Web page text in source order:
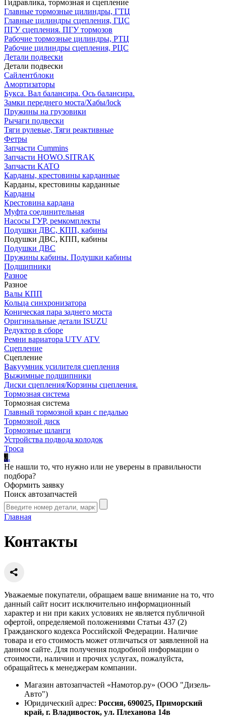
Гидравлика, тормозная и сцепление
Главные тормозные цилиндры, ГТЦ
Главные цилиндры сцепления, ГЦС
ПГУ сцепления. ПГУ тормозов
Рабочие тормозные цилиндры, РТЦ
Рабочие цилиндры сцепления, РЦС
Детали подвески
Детали подвески
Cайлентблоки
Амортизаторы
Букса. Вал балансира. Ось балансира.
Замки переднего моста/Хабы/lock
Пружины на грузовики
Рычаги подвески
Тяги рулевые, Тяги реактивные
Фетры
Запчасти Cummins
Запчасти HOWO.SITRAK
Запчасти KATO
Карданы, крестовины карданные
Карданы, крестовины карданные
Карданы
Крестовина кардана
Муфта соединительная
Насосы ГУР, ремкомплекты
Подушки ДВС, КПП, кабины
Подушки ДВС, КПП, кабины
Подушки ДВС
Пружины кабины. Подушки кабины
Подшипники
Разное
Разное
Валы КПП
Кольца синхронизатора
Коническая пара заднего моста
Оригинальные детали ISUZU
Редуктор в сборе
Ремни вариатора UTV ATV
Сцепление
Сцепление
Вакуумник усилителя сцепления
Выжимные подшипники
Диски сцепления/Корзины сцепления.
Тормозная система
Тормозная система
Главный тормозной кран с педалью
Тормозной диск
Тормозные шланги
Устройства подвода колодок
Троса
...
Не нашли то, что нужно или не уверены в правильности
подбора?
Оформить заявку
Поиск автозапчастей
Главная
Контакты
Уважаемые покупатели, обращаем ваше внимание на то, что
данный сайт носит исключительно информационный
характер и ни при каких условиях не является публичной
офертой, определяемой положениями Статьи 437 (2)
Гражданского кодекса Российской Федерации. Наличие
товара и его стоимость может отличаться от заявленной на
данном сайте. Для получения подробной информации о
стоимости, наличии и прочих услугах, пожалуйста,
обращайтесь к менеджерам компании.
Магазин автозапчастей «Намотор.ру» (ООО "Дизель-
Авто")
Юридический адрес: Россия, 690025, Приморский
край, г. Владивосток, ул. Плеханова 14в